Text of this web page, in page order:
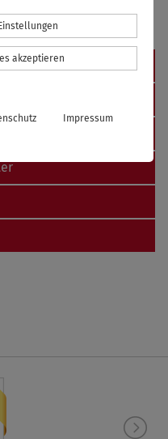
akzeptieren
Impressum